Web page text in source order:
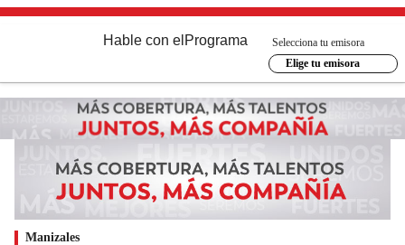
Hable con el Programa
Selecciona tu emisora
Elige tu emisora
Manizales